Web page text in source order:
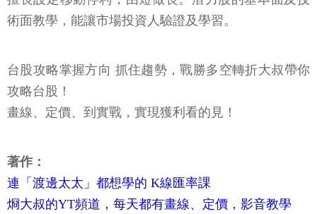
術面教學，能讓市場投資人驗證及學習。
台股攻略掌握方向 抓住趨勢，戰勝多空轉折大叔帶你
攻略台股！
畫線、定價、到實戰，實現獲利看的見！
著作：
連「渡邊太太」都想學的 K線匯率課
烱大叔的YT頻道，每天都有畫線、定價，影音教學